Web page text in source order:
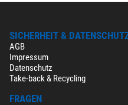
SICHERHEIT &
AGB
Impressum
Datenschutz
Take-back & Recycling
FRAGEN